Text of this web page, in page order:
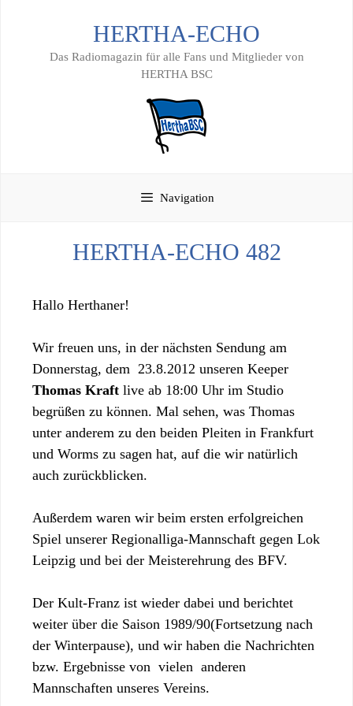
HERTHA-ECHO
Das Radiomagazin für alle Fans und Mitglieder von
HERTHA BSC
Navigation
HERTHA-ECHO 482
Hallo Herthaner!
Wir freuen uns, in der nächsten Sendung am
Donnerstag, dem 23.8.2012 unseren Keeper
Thomas Kraft live ab 18:00 Uhr im Studio
begrüßen zu können. Mal sehen, was Thomas
unter anderem zu den beiden Pleiten in Frankfurt
und Worms zu sagen hat, auf die wir natürlich
auch zurückblicken.
Außerdem waren wir beim ersten erfolgreichen
Spiel unserer Regionalliga-Mannschaft gegen Lok
Leipzig und bei der Meisterehrung des BFV.
Der Kult-Franz ist wieder dabei und berichtet
weiter über die Saison 1989/90(Fortsetzung nach
der Winterpause), und wir haben die Nachrichten
bzw. Ergebnisse von vielen anderen
Mannschaften unseres Vereins.